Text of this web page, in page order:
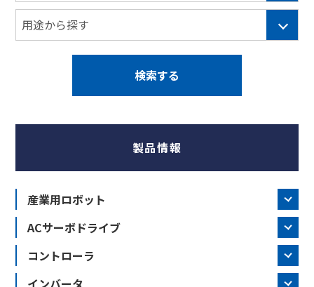
製品情報
産業用ロボット
ACサーボドライブ
コントローラ
インバータ